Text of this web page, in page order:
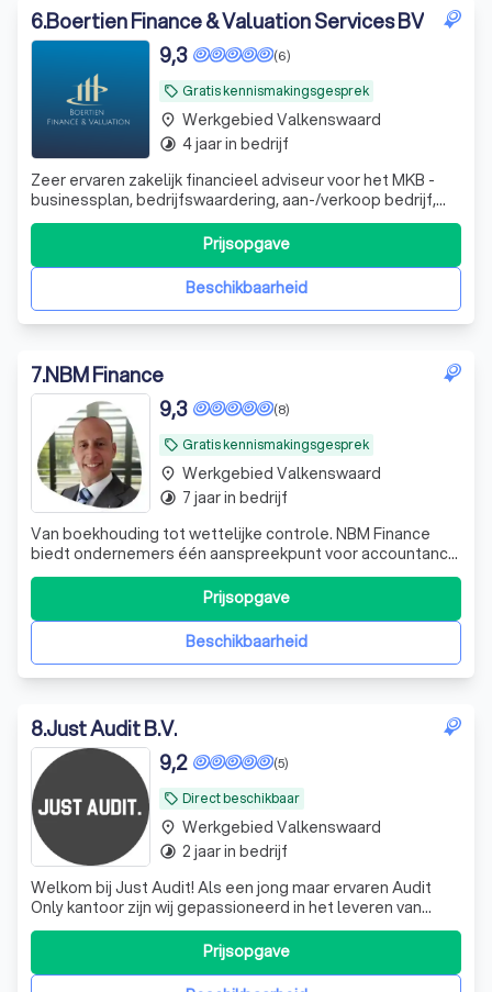
6.Boertien Finance & Valuation Services BV
local_offer Gratis kennismakingsgesprek
(6)
9,3
Zeer ervaren zakelijk financieel adviseur voor het MKB -
businessplan, bedrijfswaardering, aan-/verkoop bedrijf,
werknemersparticipaties, financieel zwaar weer en whoa
trajecten. DGA advisering
Beschikbaarheid
Prijsopgave
place Werkgebied Valkenswaard
timelapse 4 jaar in bedrijf
7.NBM Finance
local_offer Gratis kennismakingsgesprek
(8)
9,3
Van boekhouding tot wettelijke controle. NBM Finance
biedt ondernemers één aanspreekpunt voor accountancy,
belastingadvies, audits en financieel advies.
Beschikbaarheid
Prijsopgave
place Werkgebied Valkenswaard
timelapse 7 jaar in bedrijf
8.Just Audit B.V.
local_offer Direct beschikbaar
(5)
9,2
Welkom bij Just Audit! Als een jong maar ervaren Audit
Only kantoor zijn wij gepassioneerd in het leveren van
ongeëvenaarde audit- en assurance-diensten aan onze
diverse klantenkring. Ons team van hoogopgeleide
professionals combineert diepgaande expertise met een
toegewijde klantgerichte aanpak om
Prijsopgave
place Werkgebied Valkenswaard
timelapse 2 jaar in bedrijf